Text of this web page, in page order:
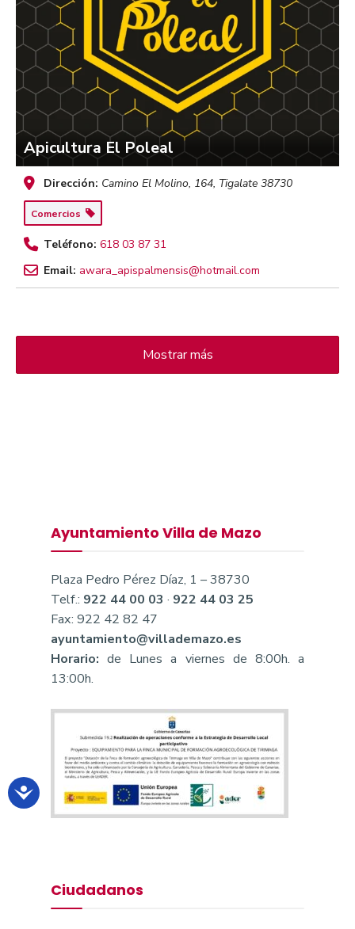
Apicultura El Poleal
Dirección: Camino El Molino, 164, Tigalate 38730
Comercios
Teléfono: 618 03 87 31
Email: awara_apispalmensis@hotmail.com
Mostrar más
Ayuntamiento Villa de Mazo
Plaza Pedro Pérez Díaz, 1 – 38730
Telf.: 922 44 00 03 · 922 44 03 25
Fax: 922 42 82 47
ayuntamiento@villademazo.es
Horario: de Lunes a viernes de 8:00h. a
13:00h.
Ciudadanos